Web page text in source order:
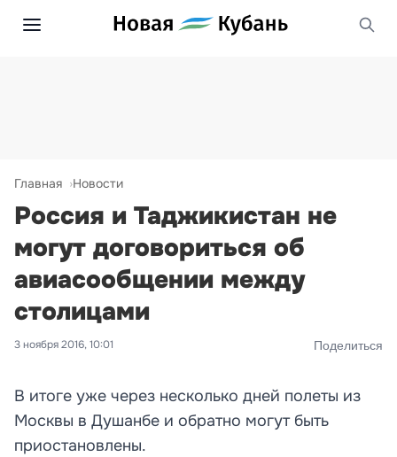
Главная Новости
Россия и Таджикистан не
могут договориться об
авиасообщении между
столицами
3 ноября 2016, 10:01 Поделиться
В итоге уже через несколько дней полеты из
Москвы в Душанбе и обратно могут быть
приостановлены.